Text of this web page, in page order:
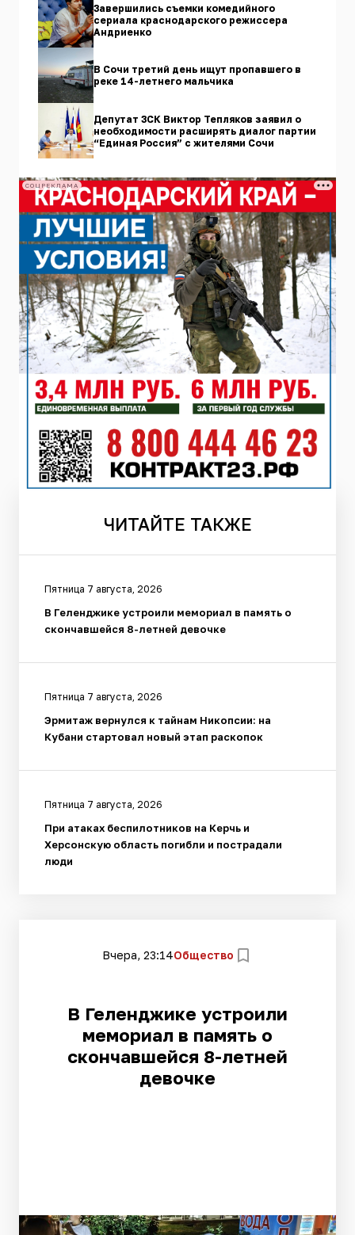
Завершились съемки комедийного
сериала краснодарского режиссера
Андриенко
В Сочи третий день ищут пропавшего в
реке 14-летнего мальчика
Депутат ЗСК Виктор Тепляков заявил о
необходимости расширять диалог партии
“Единая Россия” с жителями Сочи
СОЦРЕКЛАМА
ЧИТАЙТЕ ТАКЖЕ
Пятница 7 августа, 2026
В Геленджике устроили мемориал в память о
скончавшейся 8-летней девочке
Пятница 7 августа, 2026
Эрмитаж вернулся к тайнам Никопсии: на
Кубани стартовал новый этап раскопок
Пятница 7 августа, 2026
При атаках беспилотников на Керчь и
Херсонскую область погибли и пострадали
люди
Вчера, 23:14Общество
В Геленджике устроили
мемориал в память о
скончавшейся 8-летней
девочке